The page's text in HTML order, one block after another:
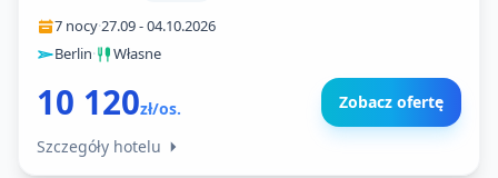
7 nocy·27.09-04.10.2026
Berlin· Własne
10 120zł/os. Zobacz ofertę
Szczegóły hotelu